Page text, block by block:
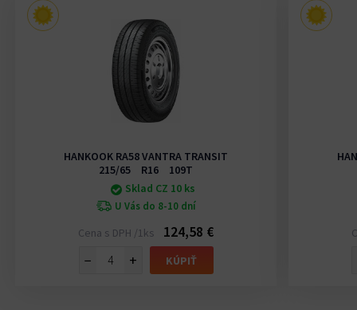
HANKOOK RA58 VANTRA TRANSIT
215/65 R16 109T
Sklad CZ 10 ks
U Vás do 8-10 dní
Cena s DPH /1ks
124,58 €
−
+ KÚPIŤ